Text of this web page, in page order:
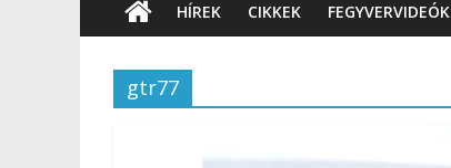
HÍREK CIKKEK FEGYVERVIDEÓK
gtr77